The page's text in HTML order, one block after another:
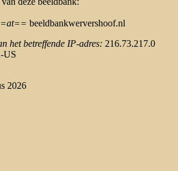
beeldbankwervershoof.nl
het betreffende IP-adres: 216.73.217.0
US
2026